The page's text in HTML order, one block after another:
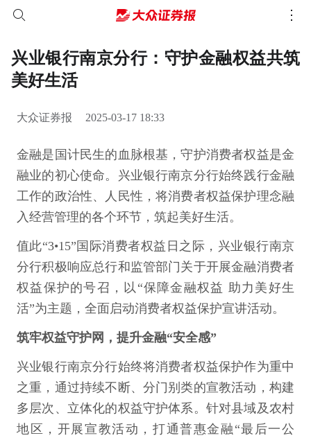
兴业银行南京分行：守护金融权益共筑
美好生活
大众证券报 2025-03-17 18:33
金融是国计民生的血脉根基，守护消费者权益是金
融业的初心使命。兴业银行南京分行始终践行金融
工作的政治性、人民性，将消费者权益保护理念融
入经营管理的各个环节，筑起美好生活。
值此“3•15”国际消费者权益日之际，兴业银行南京
分行积极响应总行和监管部门关于开展金融消费者
权益保护的号召，以“保障金融权益 助力美好生
活”为主题，全面启动消费者权益保护宣讲活动。
筑牢权益守护网，提升金融“安全感”
兴业银行南京分行始终将消费者权益保护作为重中
之重，通过持续不断、分门别类的宣教活动，构建
多层次、立体化的权益守护体系。针对县域及农村
地区，开展宣教活动，打通普惠金融“最后一公